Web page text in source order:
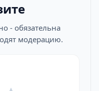
- обязательна
модерацию.